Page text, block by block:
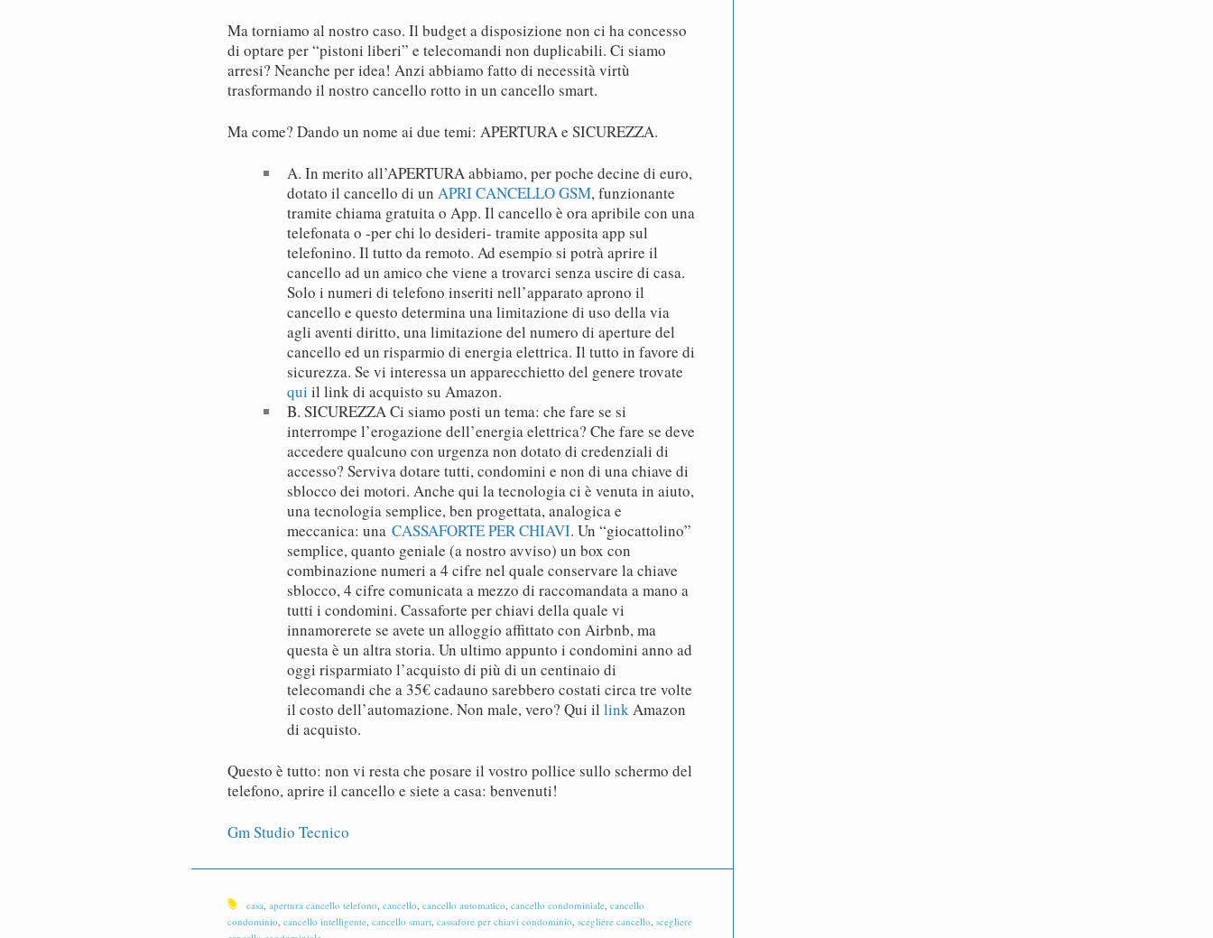
Ma torniamo al nostro caso. Il budget a disposizione non ci ha concesso
di optare per “pistoni liberi” e telecomandi non duplicabili. Ci siamo
arresi? Neanche per idea! Anzi abbiamo fatto di necessità virtù
trasformando il nostro cancello rotto in un cancello smart.
Ma come? Dando un nome ai due temi: APERTURA e SICUREZZA.
A. In merito all’APERTURA abbiamo, per poche decine di euro,
dotato il cancello di un APRI CANCELLO GSM, funzionante
tramite chiama gratuita o App. Il cancello è ora apribile con una
telefonata o -per chi lo desideri- tramite apposita app sul
telefonino. Il tutto da remoto. Ad esempio si potrà aprire il
cancello ad un amico che viene a trovarci senza uscire di casa.
Solo i numeri di telefono inseriti nell’apparato aprono il
cancello e questo determina una limitazione di uso della via
agli aventi diritto, una limitazione del numero di aperture del
cancello ed un risparmio di energia elettrica. Il tutto in favore di
sicurezza. Se vi interessa un apparecchietto del genere trovate
qui il link di acquisto su Amazon.
B. SICUREZZA Ci siamo posti un tema: che fare se si
interrompe l’erogazione dell’energia elettrica? Che fare se deve
accedere qualcuno con urgenza non dotato di credenziali di
accesso? Serviva dotare tutti, condomini e non di una chiave di
sblocco dei motori. Anche qui la tecnologia ci è venuta in aiuto,
una tecnologia semplice, ben progettata, analogica e
meccanica: una CASSAFORTE PER CHIAVI. Un “giocattolino”
semplice, quanto geniale (a nostro avviso) un box con
combinazione numeri a 4 cifre nel quale conservare la chiave
sblocco, 4 cifre comunicata a mezzo di raccomandata a mano a
tutti i condomini. Cassaforte per chiavi della quale vi
innamorerete se avete un alloggio affittato con Airbnb, ma
questa è un altra storia. Un ultimo appunto i condomini anno ad
oggi risparmiato l’acquisto di più di un centinaio di
telecomandi che a 35€ cadauno sarebbero costati circa tre volte
il costo dell’automazione. Non male, vero? Qui il linkAmazon
di acquisto.
Questo è tutto: non vi resta che posare il vostro pollice sullo schermo del
telefono, aprire il cancello e siete a casa: benvenuti!
Gm Studio Tecnico
casa, apertura cancello telefono, cancello, cancello automatico, cancello condominiale, cancello
condominio, cancello intelligente, cancello smart, cassafore per chiavi condominio, scegliere cancello, scegliere